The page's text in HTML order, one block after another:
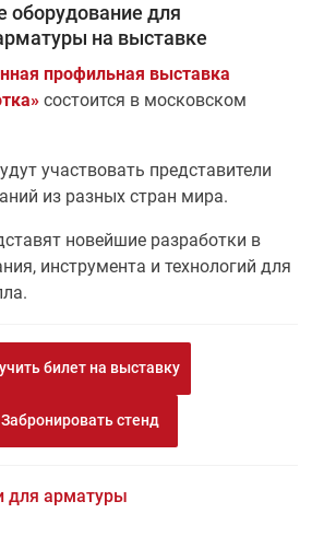
оборудование для
на выставке
профильная выставка
состоится в московском
участвовать представители
из разных стран мира.
новейшие разработки в
инструмента и технологий для
билет на выставку
Забронировать стенд
для арматуры